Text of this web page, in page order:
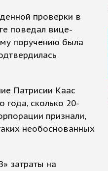
проверки в
поведал вице-
поручению была
Патрисии Каас
года, сколько 20-
признали,
необоснованных
затраты на